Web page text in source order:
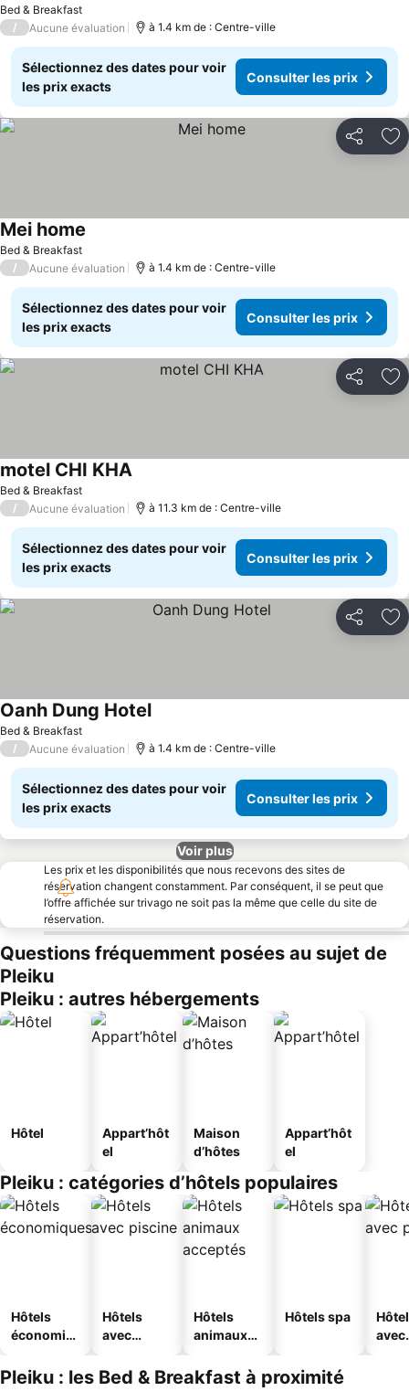
Bed & Breakfast
/
Aucune évaluation à 1.4 km de : Centre-ville
Sélectionnez des dates pour voir
les prix exacts
Consulter les prix
Partager
Bed & Breakfast
Mei home
/ Aucune évaluation à 1.4 km de : Centre-ville
Sélectionnez des dates pour voir
les prix exacts
Consulter les prix
Partager
Bed & Breakfast
motel CHI KHA
/ Aucune évaluation à 11.3 km de : Centre-ville
Sélectionnez des dates pour voir
les prix exacts
Consulter les prix
Partager
Bed & Breakfast
Oanh Dung Hotel
/ Aucune évaluation à 1.4 km de : Centre-ville
Sélectionnez des dates pour voir
les prix exacts
Consulter les prix
Voir plus
Les prix et les disponibilités que nous recevons des sites de
réservation changent constamment. Par conséquent, il se peut que
l’offre affichée sur trivago ne soit pas la même que celle du site de
réservation.
Questions fréquemment posées au sujet de
Pleiku
Pleiku : autres hébergements
Hôtel
Appart’hôt
el
Maison
d’hôtes
Appart’hôt
el
Pleiku : catégories d’hôtels populaires
Hôtels
économiq
Hôtels
avec
Hôtels
animaux
Hôtels spa
avec
Pleiku : les Bed & Breakfast à proximité